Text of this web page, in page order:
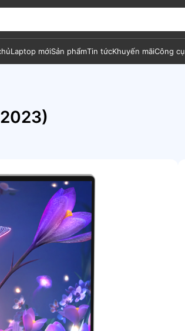
Laptop mớiSản phẩmTin tứcKhuyến mãiCông cụ